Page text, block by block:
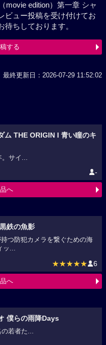
movie edition）第一章 シャ
ビュー投稿を受け付けてお
待ちしております。
する
最終更新日：2026-07-29 11:52:02
ム THE ORIGIN I 青い瞳のキ
サイ...
-
へ
鉄の魚影
つ防犯カメラを繋ぐための海
...
★★★★★ 6
へ
僕らの雨降Days
若者た...